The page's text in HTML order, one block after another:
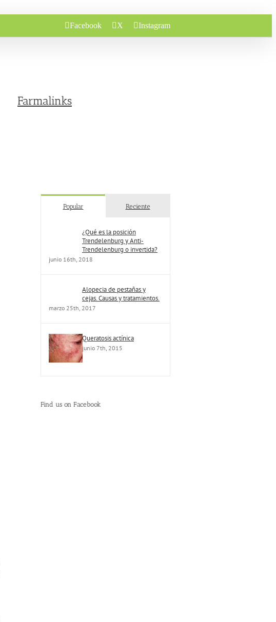
Facebook X Instagram
Farmalinks
Popular Reciente
¿Qué es la posición
Trendelenburg y Anti-
Trendelenburg o invertida?
junio 16th, 2018
Alopecia de pestañas y
cejas. Causas y tratamientos.
marzo 25th, 2017
Queratosis actínica
junio 7th, 2015
Find us on Facebook